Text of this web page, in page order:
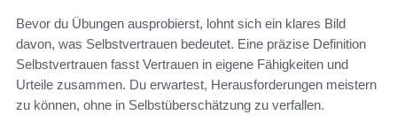
Bevor du Übungen ausprobierst, lohnt sich ein klares Bild
davon, was Selbstvertrauen bedeutet. Eine präzise Definition
Selbstvertrauen fasst Vertrauen in eigene Fähigkeiten und
Urteile zusammen. Du erwartest, Herausforderungen meistern
zu können, ohne in Selbstüberschätzung zu verfallen.